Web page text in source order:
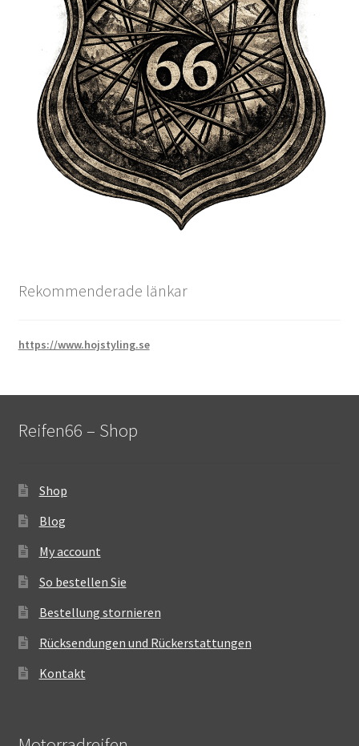
Rekommenderade länkar
https://www.hojstyling.se
Reifen66 – Shop
Shop
Blog
My account
So bestellen Sie
Bestellung stornieren
Rücksendungen und Rückerstattungen
Kontakt